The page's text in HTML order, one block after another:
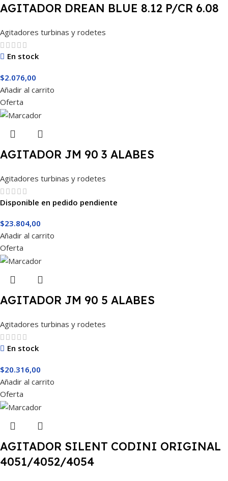
AGITADOR DREAN BLUE 8.12 P/CR 6.08
Agitadores turbinas y rodetes
En stock
$2.076,00
Añadir al carrito
Oferta
AGITADOR JM 90 3 ALABES
Agitadores turbinas y rodetes
Disponible en pedido pendiente
$23.804,00
Añadir al carrito
Oferta
AGITADOR JM 90 5 ALABES
Agitadores turbinas y rodetes
En stock
$20.316,00
Añadir al carrito
Oferta
AGITADOR SILENT CODINI ORIGINAL
4051/4052/4054